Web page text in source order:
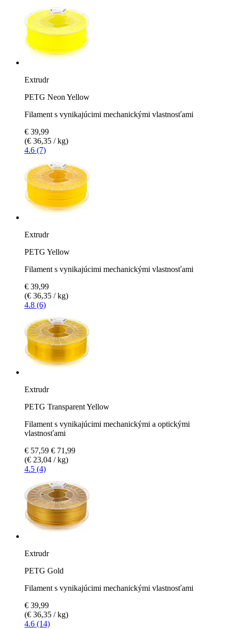
Extrudr
PETG Neon Yellow
Filament s vynikajúcimi mechanickými vlastnosťami
€ 39,99
(€ 36,35 / kg)
4.6 (7)
Extrudr
PETG Yellow
Filament s vynikajúcimi mechanickými vlastnosťami
€ 39,99
(€ 36,35 / kg)
4.8 (6)
Extrudr
PETG Transparent Yellow
Filament s vynikajúcimi mechanickými a optickými
vlastnosťami
€ 57,59 € 71,99
(€ 23,04 / kg)
4.5 (4)
Extrudr
PETG Gold
Filament s vynikajúcimi mechanickými vlastnosťami
€ 39,99
(€ 36,35 / kg)
4.6 (14)